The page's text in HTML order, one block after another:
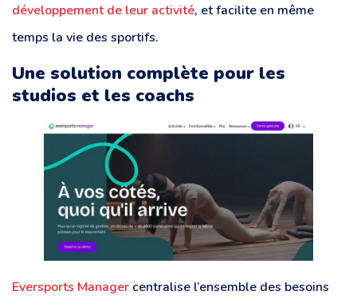
développement de leur activité, et facilite en même
temps la vie des sportifs.
Une solution complète pour les
studios et les coachs
Eversports Manager centralise l’ensemble des besoins